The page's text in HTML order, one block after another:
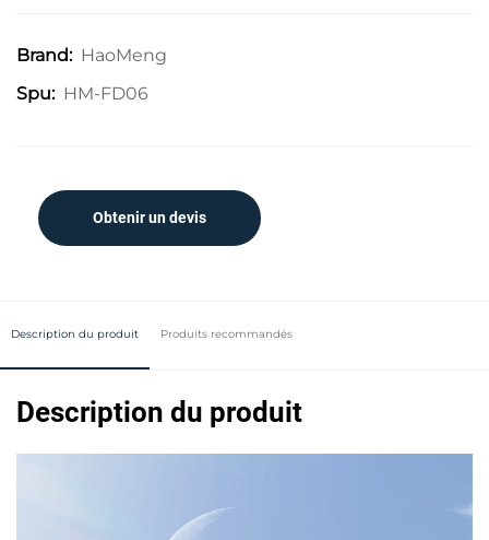
Brand: HaoMeng
Spu: HM-FD06
Obtenir un devis
Description du produit Produits recommandés
Description du produit